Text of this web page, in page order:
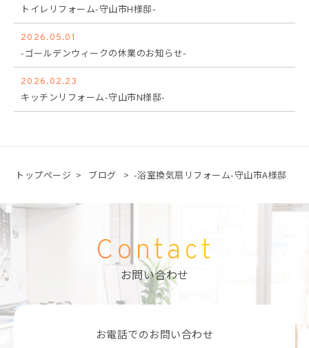
トイレリフォーム-守山市H様邸-
2026.05.01
-ゴールデンウィークの休業のお知らせ-
2026.02.23
キッチンリフォーム-守山市N様邸-
トップページ > ブログ > -浴室換気扇リフォーム-守山市A様邸
Contact
お問い合わせ
お電話でのお問い合わせ